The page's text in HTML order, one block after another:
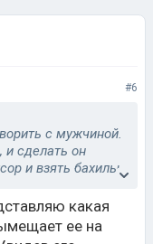
#6
с мужчиной.
и сделать он
и взять бахилы.
поговорить по
99% уверен
возместить, либо
более
какая
ее на